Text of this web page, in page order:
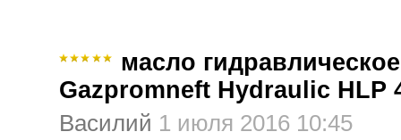
масло гидравлическое
Gazpromneft Hydraulic HLP
Василий 1 июля 2016 10:45